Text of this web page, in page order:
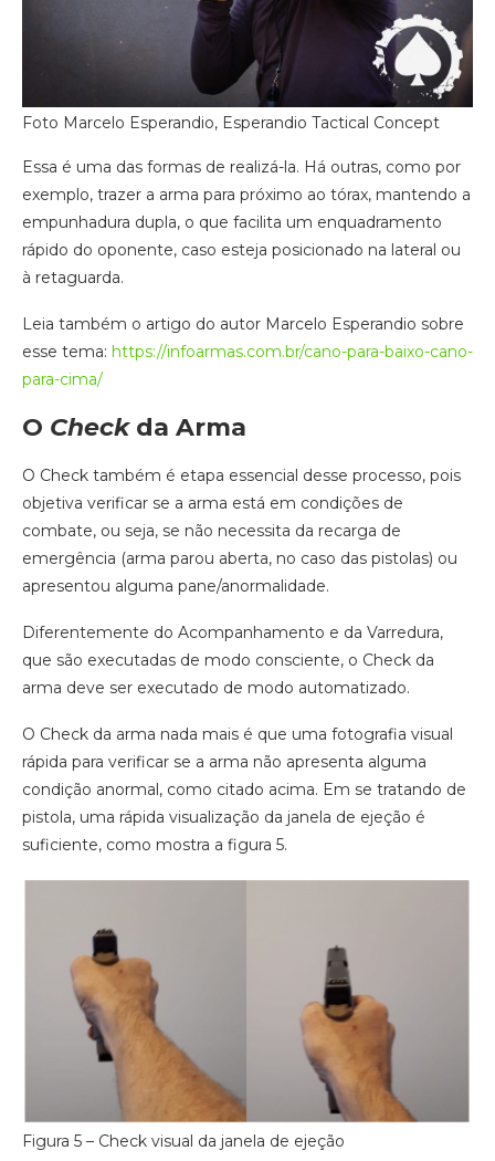
Foto Marcelo Esperandio, Esperandio Tactical Concept
Essa é uma das formas de realizá-la. Há outras, como por
exemplo, trazer a arma para próximo ao tórax, mantendo a
empunhadura dupla, o que facilita um enquadramento
rápido do oponente, caso esteja posicionado na lateral ou
à retaguarda.
Leia também o artigo do autor Marcelo Esperandio sobre
esse tema: https://infoarmas.com.br/cano-para-baixo-cano-
para-cima/
O ​ Check​ da Arma
O Check também é etapa essencial desse processo, pois
objetiva verificar se a arma está em condições de
combate, ou seja, se não necessita da recarga de
emergência (arma parou aberta, no caso das pistolas) ou
apresentou alguma pane/anormalidade.
Diferentemente do Acompanhamento e da Varredura,
que são executadas de modo consciente, o Check da
arma deve ser executado de modo automatizado.
O Check da arma nada mais é que uma fotografia visual
rápida para verificar se a arma não apresenta alguma
condição anormal, como citado acima. Em se tratando de
pistola, uma rápida visualização da janela de ejeção é
suficiente, como mostra a figura 5.
Figura 5 – Check visual da janela de ejeção